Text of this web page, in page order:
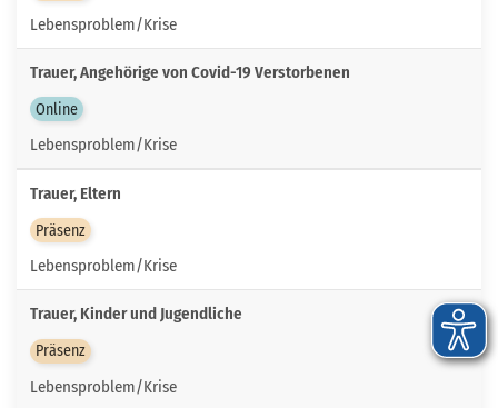
Lebensproblem/Krise
Trauer, Angehörige von Covid-19 Verstorbenen
Online
Lebensproblem/Krise
Trauer, Eltern
Präsenz
Lebensproblem/Krise
Trauer, Kinder und Jugendliche
Präsenz
Lebensproblem/Krise